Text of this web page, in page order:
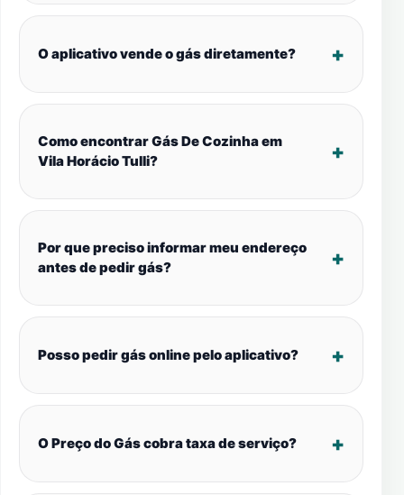
O aplicativo vende o gás diretamente?
Como encontrar Gás De Cozinha em
Vila Horácio Tulli?
Por que preciso informar meu endereço
antes de pedir gás?
Posso pedir gás online pelo aplicativo?
O Preço do Gás cobra taxa de serviço?